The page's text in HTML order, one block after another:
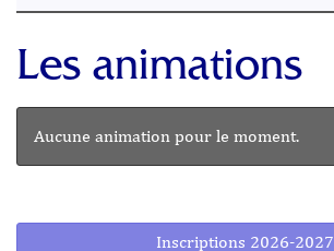
Les animations
Aucune animation pour le moment.
Inscriptions 2026-2027